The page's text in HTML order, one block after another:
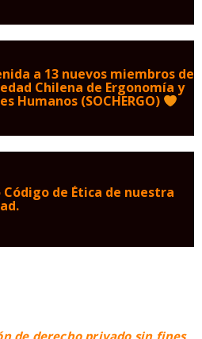
a 13 nuevos miembros de
Chilena de Ergonomía y
Humanos (SOCHERGO)
Código de Ética de nuestra
de derecho privado sin fines